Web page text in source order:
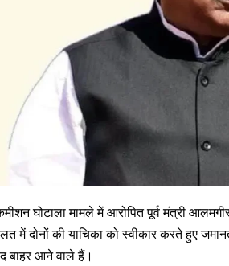
घोटाला मामले में आरोपित पूर्व मंत्री
में दोनों की याचिका को स्वीकार करते हुए
बाहर आने वाले हैं।